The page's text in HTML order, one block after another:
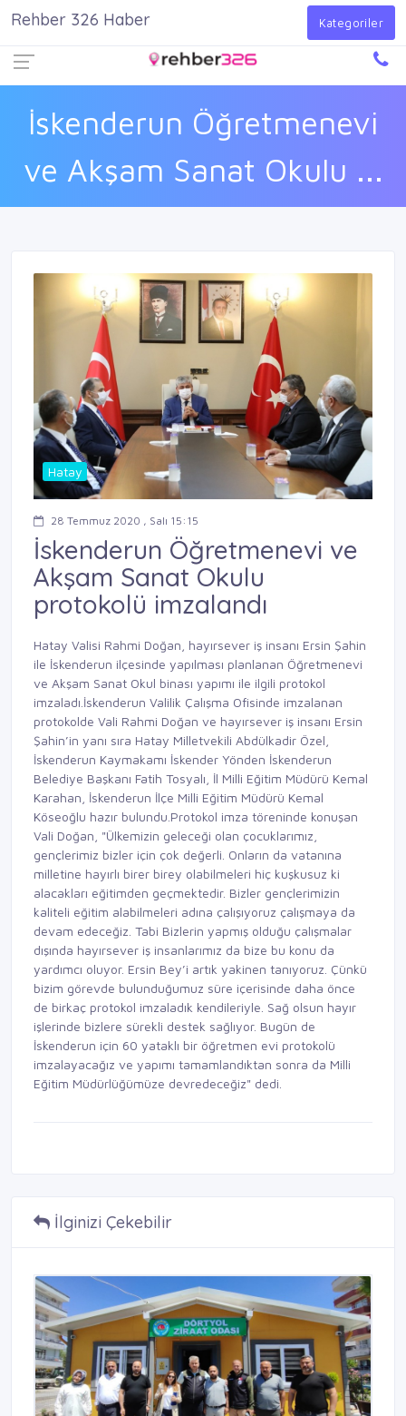
Giriş Yap
İskenderun Öğretmenevi
ve Akşam Sanat Okulu ...
Rehber 326 Haber Kategoriler
Hatay
28 Temmuz 2020 , Salı 15:15
İskenderun Öğretmenevi ve
Akşam Sanat Okulu
protokolü imzalandı
Hatay Valisi Rahmi Doğan, hayırsever iş insanı Ersin Şahin
ile İskenderun ilçesinde yapılması planlanan Öğretmenevi
ve Akşam Sanat Okul binası yapımı ile ilgili protokol
imzaladı.İskenderun Valilik Çalışma Ofisinde imzalanan
protokolde Vali Rahmi Doğan ve hayırsever iş insanı Ersin
Şahin’in yanı sıra Hatay Milletvekili Abdülkadir Özel,
İskenderun Kaymakamı İskender Yönden İskenderun
Belediye Başkanı Fatih Tosyalı, İl Milli Eğitim Müdürü Kemal
Karahan, İskenderun İlçe Milli Eğitim Müdürü Kemal
Köseoğlu hazır bulundu.Protokol imza töreninde konuşan
Vali Doğan, "Ülkemizin geleceği olan çocuklarımız,
gençlerimiz bizler için çok değerli. Onların da vatanına
milletine hayırlı birer birey olabilmeleri hiç kuşkusuz ki
alacakları eğitimden geçmektedir. Bizler gençlerimizin
kaliteli eğitim alabilmeleri adına çalışıyoruz çalışmaya da
devam edeceğiz. Tabi Bizlerin yapmış olduğu çalışmalar
dışında hayırsever iş insanlarımız da bize bu konu da
yardımcı oluyor. Ersin Bey’i artık yakinen tanıyoruz. Çünkü
bizim görevde bulunduğumuz süre içerisinde daha önce
de birkaç protokol imzaladık kendileriyle. Sağ olsun hayır
işlerinde bizlere sürekli destek sağlıyor. Bugün de
İskenderun için 60 yataklı bir öğretmen evi protokolü
imzalayacağız ve yapımı tamamlandıktan sonra da Milli
Eğitim Müdürlüğümüze devredeceğiz" dedi.
İlginizi Çekebilir